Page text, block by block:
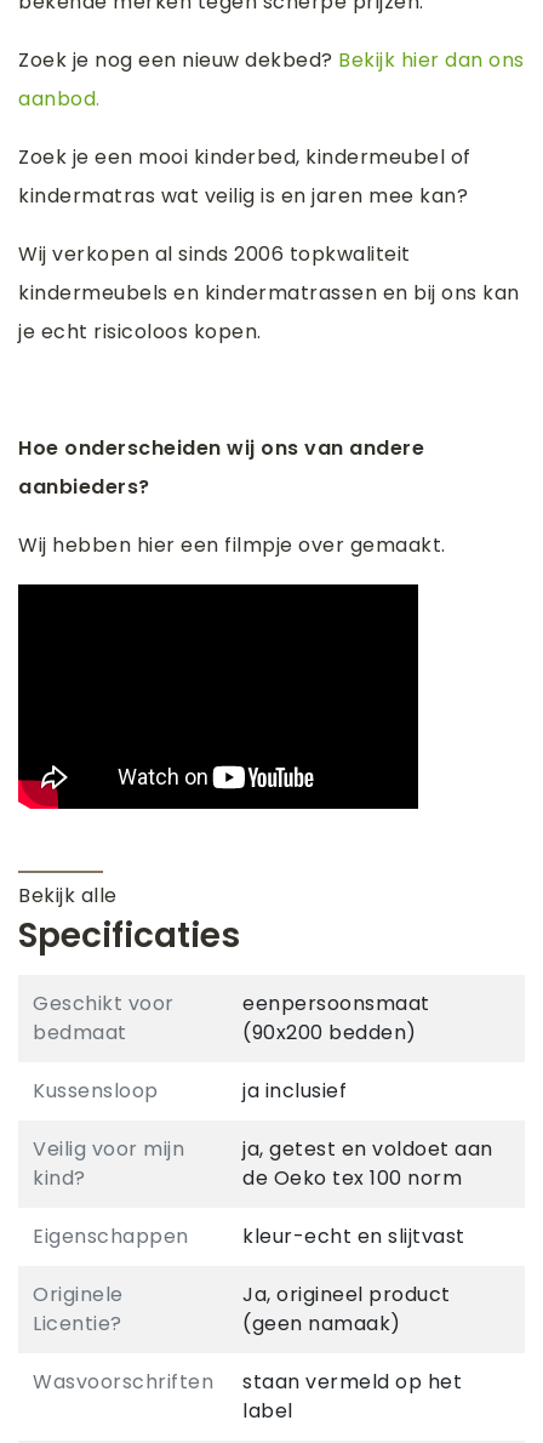
Zoek je nog een nieuw dekbed? Bekijk hier dan ons
aanbod.
Zoek je een mooi kinderbed, kindermeubel of
kindermatras wat veilig is en jaren mee kan?
Wij verkopen al sinds 2006 topkwaliteit
kindermeubels en kindermatrassen en bij ons kan
je echt risicoloos kopen.
Hoe onderscheiden wij ons van andere
aanbieders?
Wij hebben hier een filmpje over gemaakt.
Bekijk alle
Specificaties
Geschikt voor
bedmaat
eenpersoonsmaat
(90x200 bedden)
Kussensloop ja inclusief
Veilig voor mijn
kind?
ja, getest en voldoet aan
de Oeko tex 100 norm
Eigenschappen kleur-echt en slijtvast
Originele
Licentie?
Ja, origineel product
(geen namaak)
Wasvoorschriften
staan vermeld op het
label